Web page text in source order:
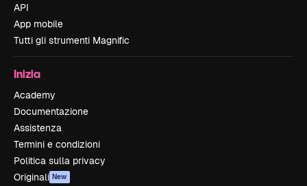
API
App mobile
Tutti gli strumenti Magnific
Inizia
Academy
Documentazione
Assistenza
Termini e condizioni
Politica sulla privacy
Originali New